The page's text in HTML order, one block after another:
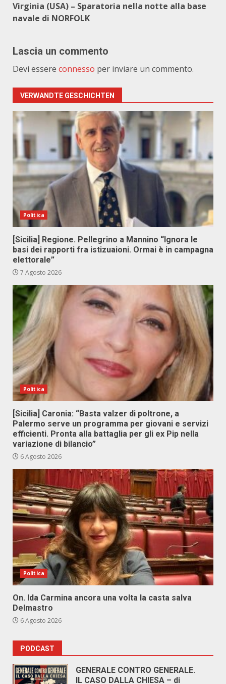
Virginia (USA) – Sparatoria nella notte alla base
navale di NORFOLK
Lascia un commento
Devi essere connesso per inviare un commento.
VERWANDTE GESCHICHTEN
Politica
[Sicilia] Regione. Pellegrino a Mannino “Ignora le
basi dei rapporti fra istizuaioni. Ormai è in campagna
elettorale”
7 Agosto 2026
Politica
[Sicilia] Caronia: “Basta valzer di poltrone, a
Palermo serve un programma per giovani e servizi
efficienti. Pronta alla battaglia per gli ex Pip nella
variazione di bilancio”
6 Agosto 2026
Politica
On. Ida Carmina ancora una volta la casta salva
Delmastro
6 Agosto 2026
PODCAST
GENERALE CONTRO GENERALE.
IL CASO DALLA CHIESA – di